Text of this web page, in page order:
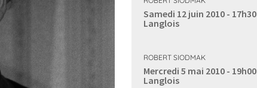
Samedi 12 juin 2010 - 17h30
Langlois
ROBERT SIODMAK
Mercredi 5 mai 2010 - 19h00
Langlois